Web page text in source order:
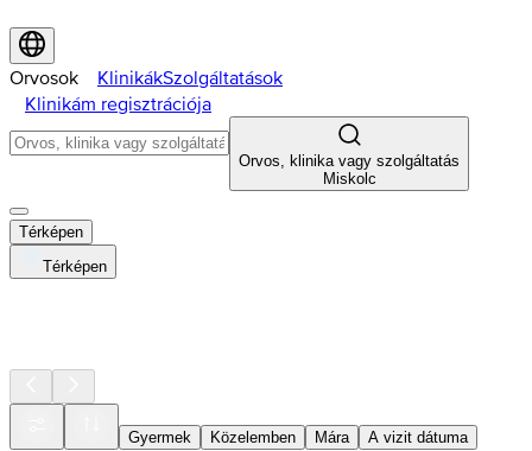
Orvosok KlinikákSzolgáltatások
Klinikám regisztrációja
Orvos, klinika vagy szolgáltatás
Miskolc
Térképen
Térképen
Gyermek Közelemben Mára
A vizit dátuma